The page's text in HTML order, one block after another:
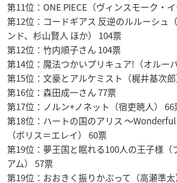
第11位：ONE PIECE（ヴィンスモーク・
第12位：コードギアス 反逆のルルーシュ
ンド、杉山賢人 ほか） 104票
第12位：竹内順子さん 104票
第14位：魔法つかいプリキュア!（オルー
第15位：文豪とアルケミスト（梶井基次
第16位：森田成一さん 77票
第17位：ノルン+ノネット（宿吏暁人） 66
第18位：ハートの国のアリス 〜
（ボリス＝エレイ） 60票
第19位：夢王国と眠れる100人の王子様（
アム） 57票
第19位：おおきく振りかぶって（高瀬準